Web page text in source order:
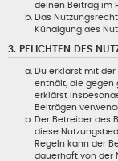
deinen Beitrag im
Das
Kündigung des
3. PFLICHTEN DES
Du erklärst mit
enthält, die gegen
erklärst
Beiträgen
Der Betreiber des
diese
Regeln kann der
dauerhaft von der